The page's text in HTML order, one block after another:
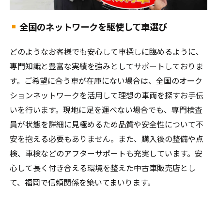
全国のネットワークを駆使して車選び
どのようなお客様でも安心して車探しに臨めるように、
専門知識と豊富な実績を強みとしてサポートしておりま
す。ご希望に合う車が在庫にない場合は、全国のオーク
ションネットワークを活用して理想の車両を探すお手伝
いを行います。現地に足を運べない場合でも、専門検査
員が状態を詳細に見極めるため品質や安全性について不
安を抱える必要もありません。また、購入後の整備や点
検、車検などのアフターサポートも充実しています。安
心して長く付き合える環境を整えた中古車販売店とし
て、福岡で信頼関係を築いてまいります。